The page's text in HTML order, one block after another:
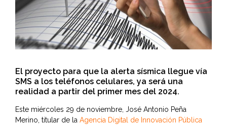
El proyecto para que la alerta sísmica llegue vía
SMS a los teléfonos celulares, ya será una
realidad a partir del primer mes del 2024.
Este miércoles 29 de noviembre, José Antonio Peña
Merino, titular de la Agencia Digital de Innovación Pública